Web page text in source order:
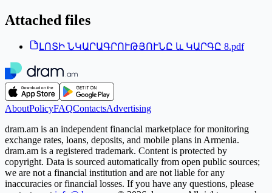
Attached files
ԼՈՏԻ ՆԿԱՐԱԳՐՈՒԹՅՈՒՆԸ և ԿԱՐԳԸ 8.pdf
AboutPolicyFAQContactsAdvertising
dram.am is an independent financial marketplace for monitoring
exchange rates, loans, deposits, and mobile plans in Armenia.
dram.am is a registered trademark. Content is protected by
copyright. Data is sourced automatically from open public sources;
we are not a financial institution and are not liable for any
inaccuracies or financial losses. If you have any questions, please